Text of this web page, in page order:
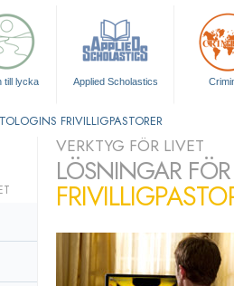
till lycka Applied Scholastics
FRIVILLIGPASTORER
VERKTYG FÖR LIVET
LÖSNINGAR